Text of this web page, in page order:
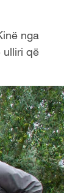
nga
ulliri që